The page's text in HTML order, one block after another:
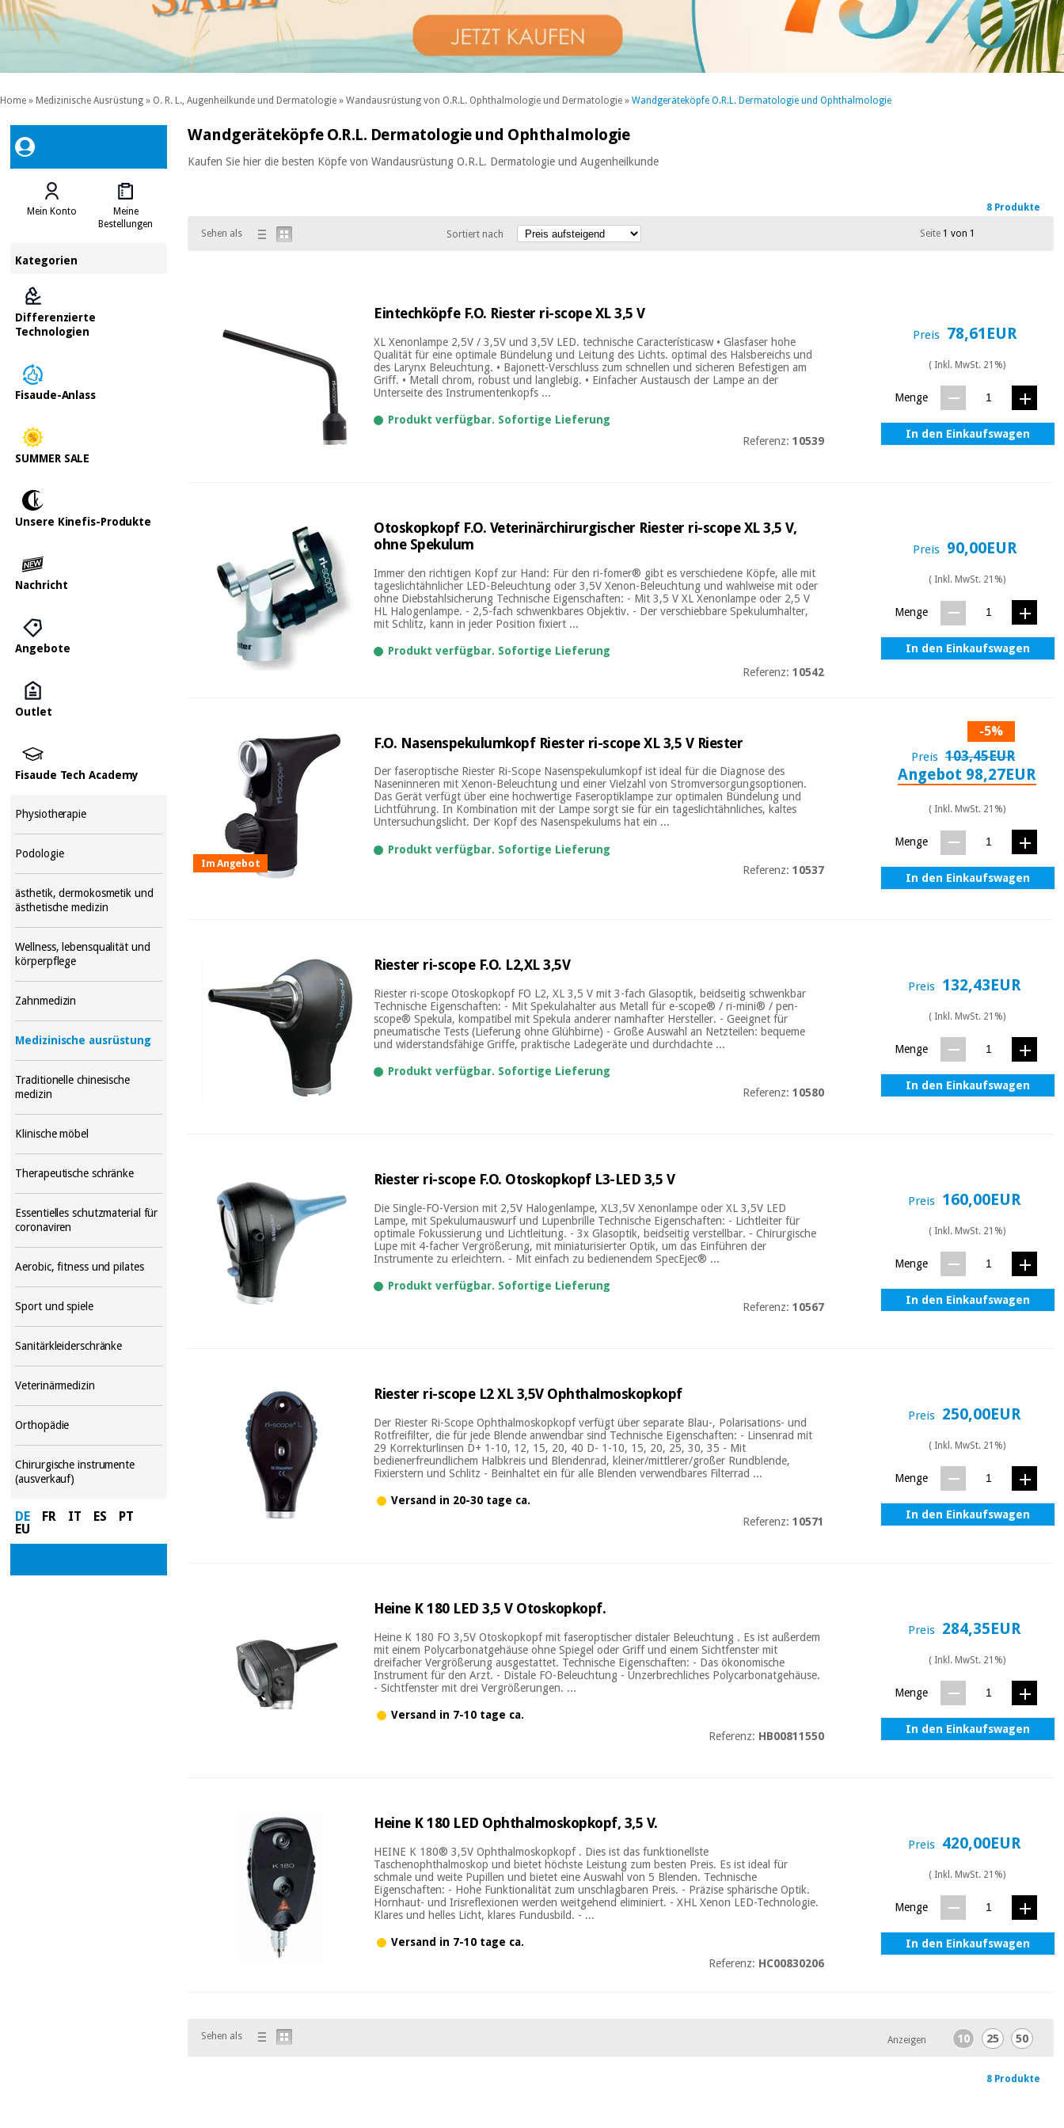
Home » Medizinische Ausrüstung » O. R. L., Augenheilkunde und Dermatologie » Wandausrüstung von O.R.L. Ophthalmologie und Dermatologie » Wandgeräteköpfe O.R.L. Dermatologie und Ophthalmologie
Mein Konto
Meine
Bestellungen
Kategorien
Differenzierte
Technologien
Fisaude-Anlass
SUMMER SALE
Unsere Kinefis-Produkte
Nachricht
Angebote
Outlet
Fisaude Tech Academy
Physiotherapie
Podologie
ästhetik, dermokosmetik und
ästhetische medizin
Wellness, lebensqualität und
körperpflege
Zahnmedizin
Medizinische ausrüstung
Traditionelle chinesische
medizin
Klinische möbel
Therapeutische schränke
Essentielles schutzmaterial für
coronaviren
Aerobic, fitness und pilates
Sport und spiele
Sanitärkleiderschränke
Veterinärmedizin
Orthopädie
Chirurgische instrumente
(ausverkauf)
DE FR IT ES
PT
EU
Wandgeräteköpfe O.R.L. Dermatologie und Ophthalmologie
Kaufen Sie hier die besten Köpfe von Wandausrüstung O.R.L. Dermatologie und Augenheilkunde
8 Produkte
Sehen als Sortiert nach Seite1 von 1
Eintechköpfe F.O. Riester ri-scope XL 3,5 V
XL Xenonlampe 2,5V / 3,5V und 3,5V LED. technische Característicasw • Glasfaser hohe
Qualität für eine optimale Bündelung und Leitung des Lichts. optimal des Halsbereichs und
des Larynx Beleuchtung. • Bajonett-Verschluss zum schnellen und sicheren Befestigen am
Griff. • Metall chrom, robust und langlebig. • Einfacher Austausch der Lampe an der
Unterseite des Instrumentenkopfs ...
Produkt verfügbar. Sofortige Lieferung
Referenz: 10539
Preis 78,61EUR
( Inkl. MwSt. 21%)
Menge
In den Einkaufswagen
Otoskopkopf F.O. Veterinärchirurgischer Riester ri-scope XL 3,5 V,
ohne Spekulum
Immer den richtigen Kopf zur Hand: Für den ri-fomer® gibt es verschiedene Köpfe, alle mit
tageslichtähnlicher LED-Beleuchtung oder 3,5V Xenon-Beleuchtung und wahlweise mit oder
ohne Diebstahlsicherung Technische Eigenschaften: - Mit 3,5 V XL Xenonlampe oder 2,5 V
HL Halogenlampe. - 2,5-fach schwenkbares Objektiv. - Der verschiebbare Spekulumhalter,
mit Schlitz, kann in jeder Position fixiert ...
Produkt verfügbar. Sofortige Lieferung
Referenz: 10542
Preis 90,00EUR
( Inkl. MwSt. 21%)
Menge
In den Einkaufswagen
Im Angebot
F.O. Nasenspekulumkopf Riester ri-scope XL 3,5 V Riester
Der faseroptische Riester Ri-Scope Nasenspekulumkopf ist ideal für die Diagnose des
Naseninneren mit Xenon-Beleuchtung und einer Vielzahl von Stromversorgungsoptionen.
Das Gerät verfügt über eine hochwertige Faseroptiklampe zur optimalen Bündelung und
Lichtführung. In Kombination mit der Lampe sorgt sie für ein tageslichtähnliches, kaltes
Untersuchungslicht. Der Kopf des Nasenspekulums hat ein ...
Produkt verfügbar. Sofortige Lieferung
Referenz: 10537
-5%
Preis 103,45EUR
Angebot 98,27EUR
( Inkl. MwSt. 21%)
Menge
In den Einkaufswagen
Riester ri-scope F.O. L2,XL 3,5V
Riester ri-scope Otoskopkopf FO L2, XL 3,5 V mit 3-fach Glasoptik, beidseitig schwenkbar
Technische Eigenschaften: - Mit Spekulahalter aus Metall für e-scope® / ri-mini® / pen-
scope® Spekula, kompatibel mit Spekula anderer namhafter Hersteller. - Geeignet für
pneumatische Tests (Lieferung ohne Glühbirne) - Große Auswahl an Netzteilen: bequeme
und widerstandsfähige Griffe, praktische Ladegeräte und durchdachte ...
Produkt verfügbar. Sofortige Lieferung
Referenz: 10580
Preis 132,43EUR
( Inkl. MwSt. 21%)
Menge
In den Einkaufswagen
Riester ri-scope F.O. Otoskopkopf L3-LED 3,5 V
Die Single-FO-Version mit 2,5V Halogenlampe, XL3,5V Xenonlampe oder XL 3,5V LED
Lampe, mit Spekulumauswurf und Lupenbrille Technische Eigenschaften: - Lichtleiter für
optimale Fokussierung und Lichtleitung. - 3x Glasoptik, beidseitig verstellbar. - Chirurgische
Lupe mit 4-facher Vergrößerung, mit miniaturisierter Optik, um das Einführen der
Instrumente zu erleichtern. - Mit einfach zu bedienendem SpecEjec® ...
Produkt verfügbar. Sofortige Lieferung
Referenz: 10567
Preis 160,00EUR
( Inkl. MwSt. 21%)
Menge
In den Einkaufswagen
Riester ri-scope L2 XL 3,5V Ophthalmoskopkopf
Der Riester Ri-Scope Ophthalmoskopkopf verfügt über separate Blau-, Polarisations- und
Rotfreifilter, die für jede Blende anwendbar sind Technische Eigenschaften: - Linsenrad mit
29 Korrekturlinsen D+ 1-10, 12, 15, 20, 40 D- 1-10, 15, 20, 25, 30, 35 - Mit
bedienerfreundlichem Halbkreis und Blendenrad, kleiner/mittlerer/großer Rundblende,
Fixierstern und Schlitz - Beinhaltet ein für alle Blenden verwendbares Filterrad ...
Versand in 20-30 tage ca.
Referenz: 10571
Preis 250,00EUR
( Inkl. MwSt. 21%)
Menge
In den Einkaufswagen
Heine K 180 LED 3,5 V Otoskopkopf.
Heine K 180 FO 3,5V Otoskopkopf mit faseroptischer distaler Beleuchtung . Es ist außerdem
mit einem Polycarbonatgehäuse ohne Spiegel oder Griff und einem Sichtfenster mit
dreifacher Vergrößerung ausgestattet. Technische Eigenschaften: - Das ökonomische
Instrument für den Arzt. - Distale FO-Beleuchtung - Unzerbrechliches Polycarbonatgehäuse.
- Sichtfenster mit drei Vergrößerungen. ...
Versand in 7-10 tage ca.
Referenz: HB00811550
Preis 284,35EUR
( Inkl. MwSt. 21%)
Menge
In den Einkaufswagen
Heine K 180 LED Ophthalmoskopkopf, 3,5 V.
HEINE K 180® 3,5V Ophthalmoskopkopf . Dies ist das funktionellste
Taschenophthalmoskop und bietet höchste Leistung zum besten Preis. Es ist ideal für
schmale und weite Pupillen und bietet eine Auswahl von 5 Blenden. Technische
Eigenschaften: - Hohe Funktionalität zum unschlagbaren Preis. - Präzise sphärische Optik.
Hornhaut- und Irisreflexionen werden weitgehend eliminiert. - XHL Xenon LED-Technologie.
Klares und helles Licht, klares Fundusbild. - ...
Versand in 7-10 tage ca.
Referenz: HC00830206
Preis 420,00EUR
( Inkl. MwSt. 21%)
Menge
In den Einkaufswagen
Sehen als Anzeigen 10 25 50
8 Produkte